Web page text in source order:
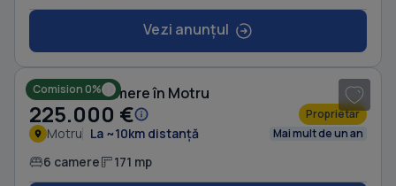
Vezi anunțul
Comision 0%
Casă cu 6 camere în Motru
225.000 € Proprietar
Motru La ~10km distanță Mai mult de un an
6 camere 171 mp